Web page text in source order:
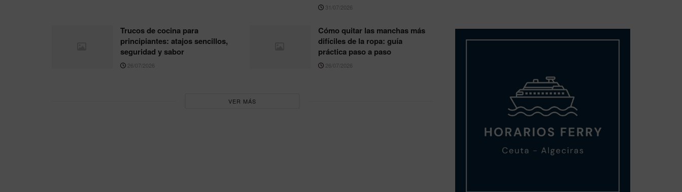
31/07/2026
Trucos de cocina para
principiantes: atajos sencillos,
seguridad y sabor
26/07/2026
Cómo quitar las manchas más
difíciles de la ropa: guía
práctica paso a paso
26/07/2026
VER MÁS